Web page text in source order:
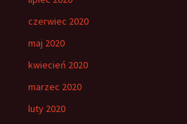
czerwiec 2020
maj 2020
kwiecień 2020
marzec 2020
luty 2020